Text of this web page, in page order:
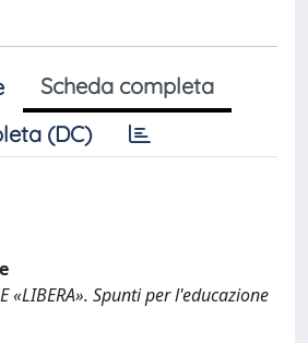
Scheda completa
(DC)
«LIBERA». Spunti per l'educazione